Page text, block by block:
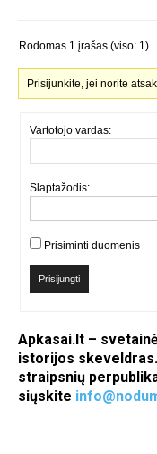
Rodomas 1 įrašas (viso: 1)
Prisijunkite, jei norite
Vartotojo vardas:
Slaptažodis:
Prisiminti duomenis
Prisijungti
Apkasai.lt –
istorijos
straipsnių
siųskite